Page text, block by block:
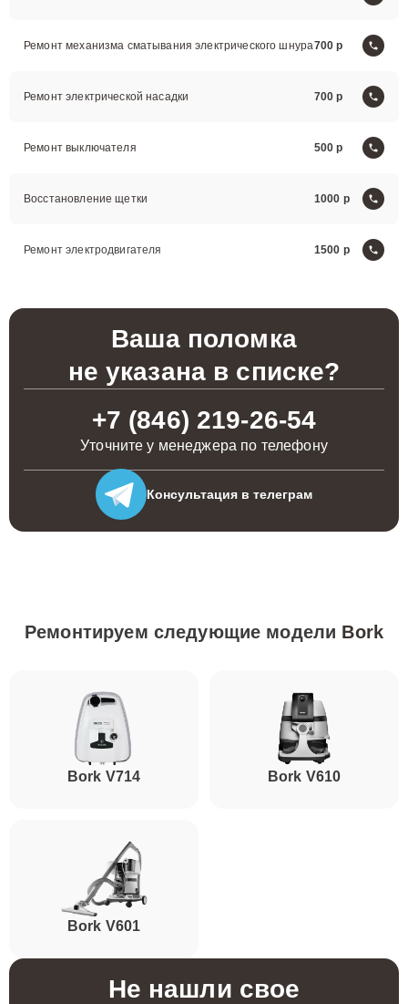
Ремонт механизма сматывания электрического шнура700
Ремонт электрической насадки 700
Ремонт выключателя 500
Восстановление щетки 1000
Ремонт электродвигателя 1500
Ваша поломка
не указана в списке?
+7 (846) 219-26-54
Уточните у менеджера по телефону
Консультация в телеграм
Ремонтируем следующие модели Bork
Bork V714 Bork V610
Bork V601
Не нашли свое